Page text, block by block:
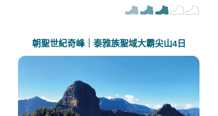
朝聖世紀奇峰｜泰雅族聖域大霸尖山4日